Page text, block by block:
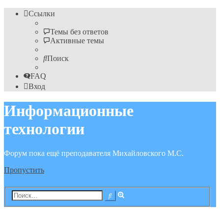
Ссылки
Темы без ответов
Активные темы
Поиск
FAQ
Вход
Информационные
технологии
Форум пока ещё преподавателя Михайловского М.С.
Пропустить
Поиск